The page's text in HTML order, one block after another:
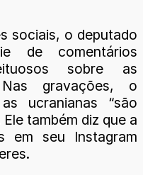
sociais, o deputado
de comentários
sobre as
Nas gravações, o
ucranianas “são
também diz que a
em seu Instagram